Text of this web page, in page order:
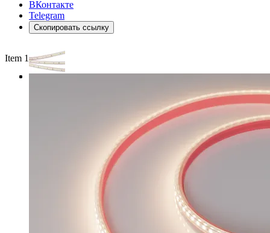
ВКонтакте
Telegram
Скопировать ссылку
Item 1 of 3